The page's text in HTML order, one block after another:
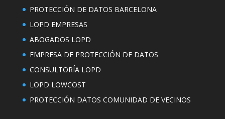
PROTECCIÓN DE DATOS BARCELONA
LOPD EMPRESAS
ABOGADOS LOPD
EMPRESA DE PROTECCIÓN DE DATOS
CONSULTORÍA LOPD
LOPD LOWCOST
PROTECCIÓN DATOS COMUNIDAD DE VECINOS